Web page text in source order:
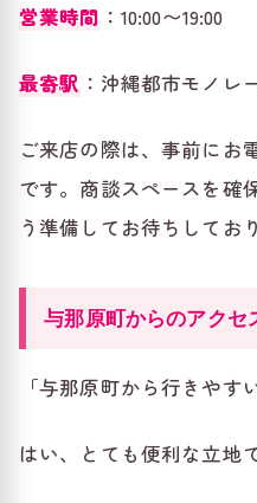
営業時間 ：10:00〜19:00
最寄駅 ：沖縄都市モノレ
ご来店の際は、事前にお
です。商談スペースを確
う準備してお待ちしてお
与那原町からのアクセ
「与那原町から行きやす
はい、とても便利な立地